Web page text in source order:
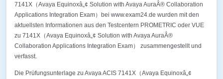
7141X（Avaya Equinoxâ„¢ Solution with Avaya AuraÂ® Collaboration
Applications Integration Exam）bei www.exam24.de wurden mit den
aktuellsten Informationen aus den Testcentern PROMETRIC oder VUE
zu 7141X（Avaya Equinoxâ„¢ Solution with Avaya AuraÂ®
Collaboration Applications Integration Exam） zusammengestellt und
verfasst.
Die Prüfungsunterlage zu Avaya ACIS 7141X（Avaya Equinoxâ„¢